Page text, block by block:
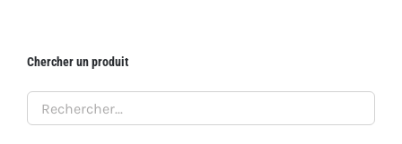
Chercher un produit